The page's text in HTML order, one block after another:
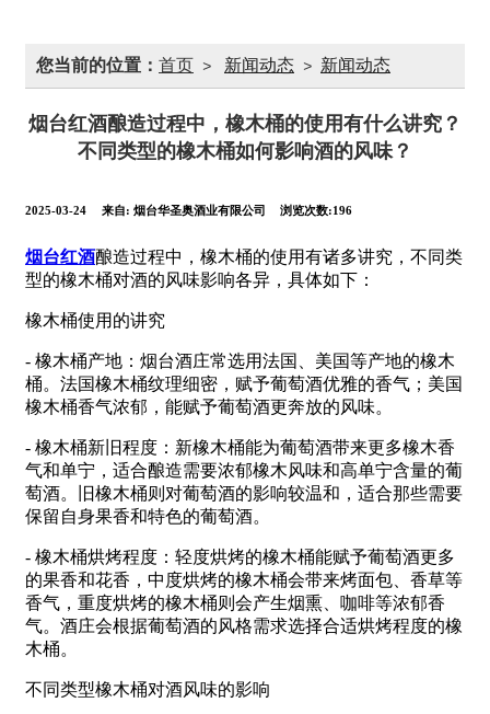
您当前的位置： 首页 > 新闻动态 > 新闻动态
烟台红酒酿造过程中，橡木桶的使用有什么讲究？
不同类型的橡木桶如何影响酒的风味？
2025-03-24 来自: 烟台华圣奥酒业有限公司 浏览次数:196
烟台红酒酿造过程中，橡木桶的使用有诸多讲究，不同类
型的橡木桶对酒的风味影响各异，具体如下：
橡木桶使用的讲究
- 橡木桶产地：烟台酒庄常选用法国、美国等产地的橡木
桶。法国橡木桶纹理细密，赋予葡萄酒优雅的香气；美国
橡木桶香气浓郁，能赋予葡萄酒更奔放的风味。
- 橡木桶新旧程度：新橡木桶能为葡萄酒带来更多橡木香
气和单宁，适合酿造需要浓郁橡木风味和高单宁含量的葡
萄酒。旧橡木桶则对葡萄酒的影响较温和，适合那些需要
保留自身果香和特色的葡萄酒。
- 橡木桶烘烤程度：轻度烘烤的橡木桶能赋予葡萄酒更多
的果香和花香，中度烘烤的橡木桶会带来烤面包、香草等
香气，重度烘烤的橡木桶则会产生烟熏、咖啡等浓郁香
气。酒庄会根据葡萄酒的风格需求选择合适烘烤程度的橡
木桶。
不同类型橡木桶对酒风味的影响